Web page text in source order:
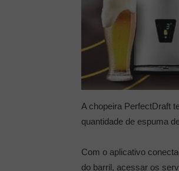
A chopeira PerfectDraft
quantidade de espuma
Com o aplicativo
do barril, acessar os